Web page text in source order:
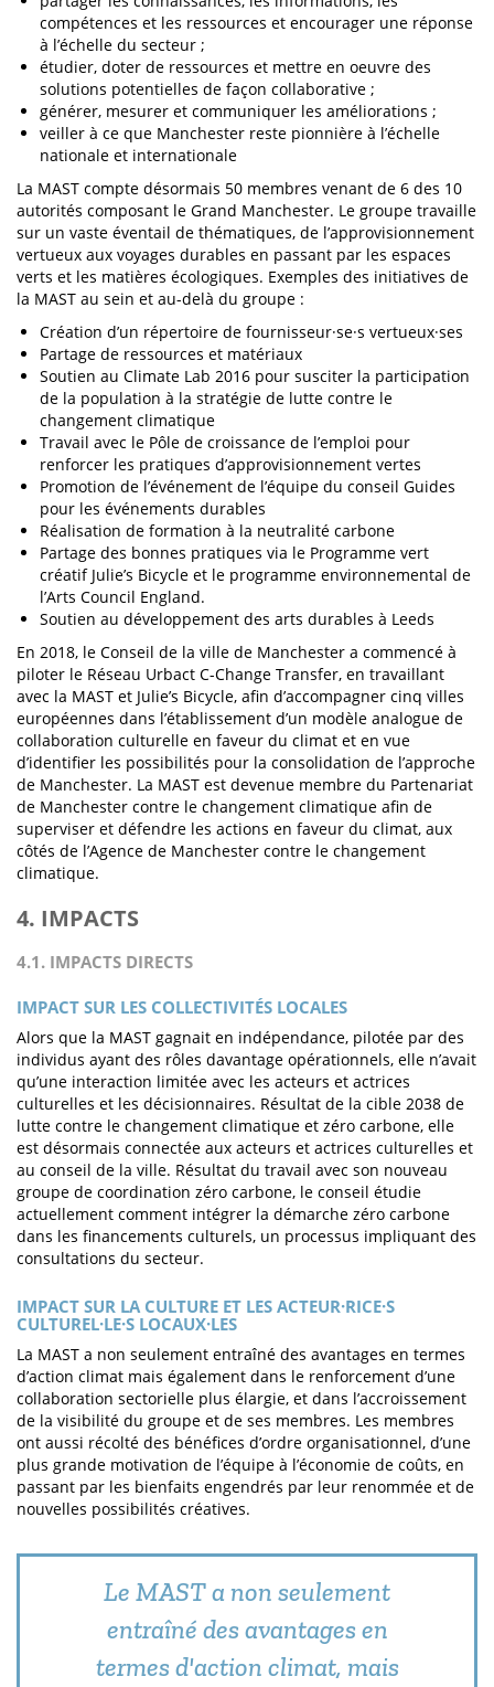
compétences et les ressources et encourager une réponse
à l’échelle du secteur ;
étudier, doter de ressources et mettre en oeuvre des
solutions potentielles de façon collaborative ;
générer, mesurer et communiquer les améliorations ;
veiller à ce que Manchester reste pionnière à l’échelle
nationale et internationale
La MAST compte désormais 50 membres venant de 6 des 10
autorités composant le Grand Manchester. Le groupe travaille
sur un vaste éventail de thématiques, de l’approvisionnement
vertueux aux voyages durables en passant par les espaces
verts et les matières écologiques. Exemples des initiatives de
la MAST au sein et au-delà du groupe :
Création d’un répertoire de fournisseur·se·s vertueux·ses
Partage de ressources et matériaux
Soutien au Climate Lab 2016 pour susciter la participation
de la population à la stratégie de lutte contre le
changement climatique
Travail avec le Pôle de croissance de l’emploi pour
renforcer les pratiques d’approvisionnement vertes
Promotion de l’événement de l’équipe du conseil Guides
pour les événements durables
Réalisation de formation à la neutralité carbone
Partage des bonnes pratiques via le Programme vert
créatif Julie’s Bicycle et le programme environnemental de
l’Arts Council England.
Soutien au développement des arts durables à Leeds
En 2018, le Conseil de la ville de Manchester a commencé à
piloter le Réseau Urbact C-Change Transfer, en travaillant
avec la MAST et Julie’s Bicycle, afin d’accompagner cinq villes
européennes dans l’établissement d’un modèle analogue de
collaboration culturelle en faveur du climat et en vue
d’identifier les possibilités pour la consolidation de l’approche
de Manchester. La MAST est devenue membre du Partenariat
de Manchester contre le changement climatique afin de
superviser et défendre les actions en faveur du climat, aux
côtés de l’Agence de Manchester contre le changement
climatique.
4. IMPACTS
4.1. IMPACTS DIRECTS
IMPACT SUR LES COLLECTIVITÉS LOCALES
Alors que la MAST gagnait en indépendance, pilotée par des
individus ayant des rôles davantage opérationnels, elle n’avait
qu’une interaction limitée avec les acteurs et actrices
culturelles et les décisionnaires. Résultat de la cible 2038 de
lutte contre le changement climatique et zéro carbone, elle
est désormais connectée aux acteurs et actrices culturelles et
au conseil de la ville. Résultat du travail avec son nouveau
groupe de coordination zéro carbone, le conseil étudie
actuellement comment intégrer la démarche zéro carbone
dans les financements culturels, un processus impliquant des
consultations du secteur.
IMPACT SUR LA CULTURE ET LES ACTEUR·RICE·S
CULTUREL·LE·S LOCAUX·LES
La MAST a non seulement entraîné des avantages en termes
d’action climat mais également dans le renforcement d’une
collaboration sectorielle plus élargie, et dans l’accroissement
de la visibilité du groupe et de ses membres. Les membres
ont aussi récolté des bénéfices d’ordre organisationnel, d’une
plus grande motivation de l’équipe à l’économie de coûts, en
passant par les bienfaits engendrés par leur renommée et de
nouvelles possibilités créatives.
Le MAST a non seulement
entraîné des avantages en
termes d'action climat, mais